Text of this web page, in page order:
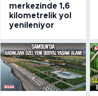
merkezinde 1,6
kilometrelik yol
yenileniyor